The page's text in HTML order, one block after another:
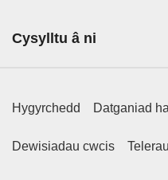
Footer Primary
Cysylltu â ni
Footer
Hygyrchedd Datganiad
Dewisiadau cwcis